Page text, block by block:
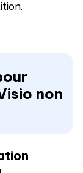
non